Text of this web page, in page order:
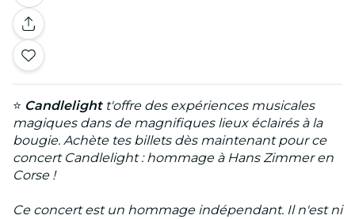
⭐ Candlelightt'offre des expériences musicales
magiques dans de magnifiques lieux éclairés à la
bougie. Achète tes billets dès maintenant pour ce
concert Candlelight : hommage à Hans Zimmer en
Corse !
Ce concert est un hommage indépendant. Il n'est ni